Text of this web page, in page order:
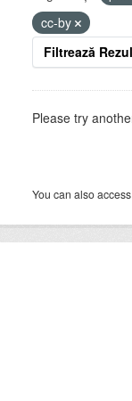
cc-by
Filtrează
Please try
You can also